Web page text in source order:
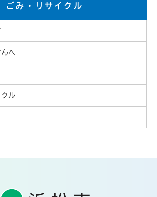
ごみ・リサイクル
へ
ル